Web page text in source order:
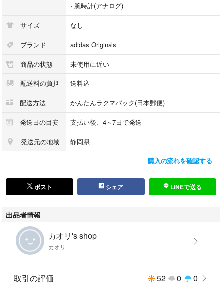
› 腕時計(アナログ)
サイズ なし
ブランド adidas Originals
商品の状態 未使用に近い
配送料の負担 送料込
配送方法 かんたんラクマパック(日本郵便)
発送日の目安 支払い後、4～7日で発送
発送元の地域 静岡県
購入の流れを確認する
ポスト シェア LINEで送る
出品者情報
カオリ's shop
カオリ
取引の評価 52 0 0